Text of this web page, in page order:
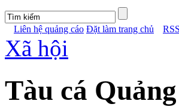
Liên hệ quảng cáo Đặt làm trang chủ RSS
Xã hội
Tàu cá